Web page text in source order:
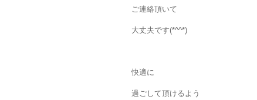
ご連絡頂いて
大丈夫です(*^^*)
快適に
過ごして頂けるよう